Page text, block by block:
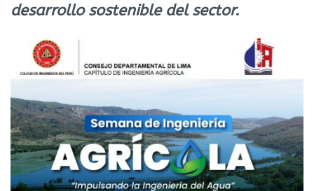
desarrollo sostenible del sector.